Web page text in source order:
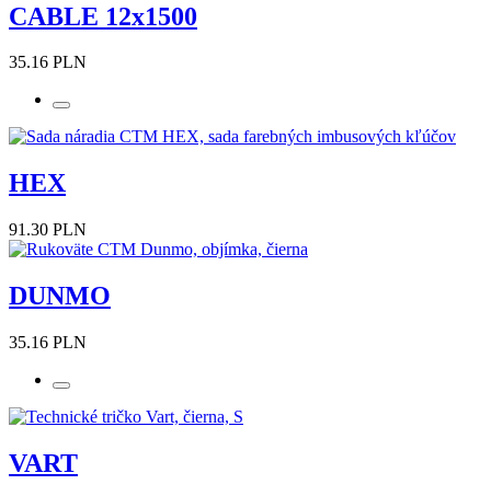
CABLE 12x1500
35.16 PLN
HEX
91.30 PLN
DUNMO
35.16 PLN
VART